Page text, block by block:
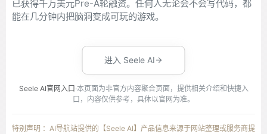
已获得千万美元Pre-A轮融资。任何人无论会不会写代码，都
能在几分钟内把脑洞变成可玩的游戏。
进入 Seele AI
Seele AI官网入口 ·本页面为非官方内容聚合页面，提供相关介绍和快捷入
口，内容仅供参考，具体以官网为准。
特别声明 ：AI导航站提供的【Seele AI】产品信息来源于网站整理或服务商提